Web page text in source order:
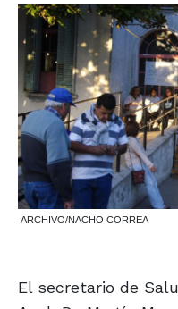
ARCHIVO/NACHO CORREA
El secretario de